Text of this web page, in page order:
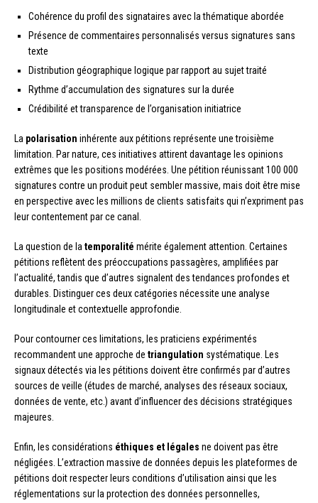
Cohérence du profil des signataires avec la thématique abordée
Présence de commentaires personnalisés versus signatures sans
texte
Distribution géographique logique par rapport au sujet traité
Rythme d’accumulation des signatures sur la durée
Crédibilité et transparence de l’organisation initiatrice
La polarisation inhérente aux pétitions représente une troisième
limitation. Par nature, ces initiatives attirent davantage les opinions
extrêmes que les positions modérées. Une pétition réunissant 100 000
signatures contre un produit peut sembler massive, mais doit être mise
en perspective avec les millions de clients satisfaits qui n’expriment pas
leur contentement par ce canal.
La question de la temporalité mérite également attention. Certaines
pétitions reflètent des préoccupations passagères, amplifiées par
l’actualité, tandis que d’autres signalent des tendances profondes et
durables. Distinguer ces deux catégories nécessite une analyse
longitudinale et contextuelle approfondie.
Pour contourner ces limitations, les praticiens expérimentés
recommandent une approche de triangulation systématique. Les
signaux détectés via les pétitions doivent être confirmés par d’autres
sources de veille (études de marché, analyses des réseaux sociaux,
données de vente, etc.) avant d’influencer des décisions stratégiques
majeures.
Enfin, les considérations éthiques et légales ne doivent pas être
négligées. L’extraction massive de données depuis les plateformes de
pétitions doit respecter leurs conditions d’utilisation ainsi que les
réglementations sur la protection des données personnelles,